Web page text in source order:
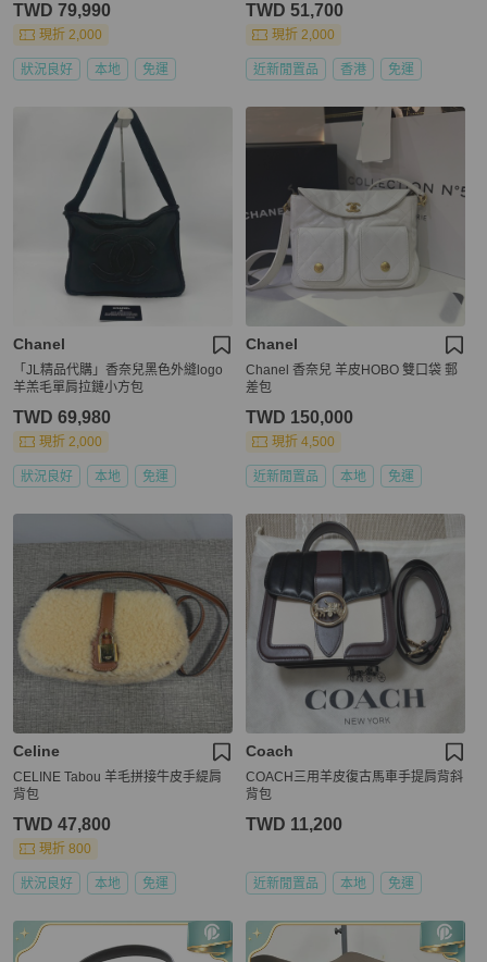
TWD 79,990
現折 2,000
狀況良好 本地 免運
TWD 51,700
現折 2,000
近新閒置品 香港 免運
Chanel
「JL精品代購」香奈兒黑色外縫logo
羊羔毛單肩拉鏈小方包
TWD 69,980
現折 2,000
狀況良好 本地 免運
Chanel
Chanel 香奈兒 羊皮HOBO 雙口袋 郵
差包
TWD 150,000
現折 4,500
近新閒置品 本地 免運
Celine
CELINE Tabou 羊毛拼接牛皮手緹肩
背包
TWD 47,800
現折 800
狀況良好 本地 免運
Coach
COACH三用羊皮復古馬車手提肩背斜
背包
TWD 11,200
近新閒置品 本地 免運